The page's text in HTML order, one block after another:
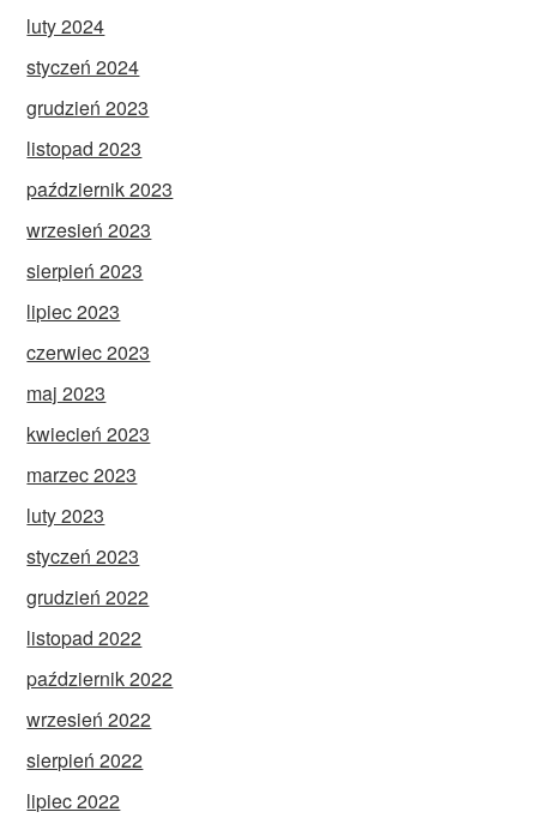
luty 2024
styczeń 2024
grudzień 2023
listopad 2023
październik 2023
wrzesień 2023
sierpień 2023
lipiec 2023
czerwiec 2023
maj 2023
kwiecień 2023
marzec 2023
luty 2023
styczeń 2023
grudzień 2022
listopad 2022
październik 2022
wrzesień 2022
sierpień 2022
lipiec 2022